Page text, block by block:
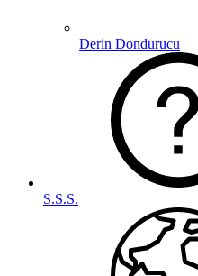
Derin Dondurucu
S.S.S.